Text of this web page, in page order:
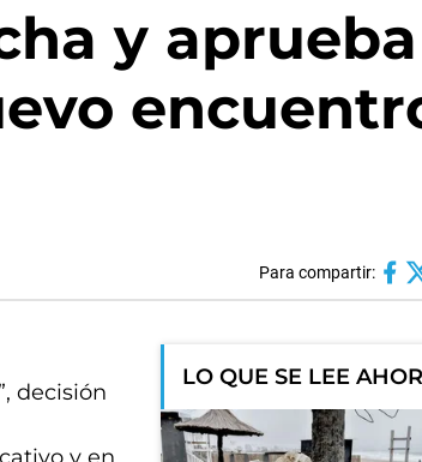
y aprueba
Para compartir:
decisión
LO QUE SE LEE